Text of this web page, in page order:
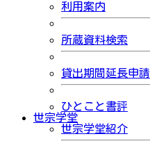
利用案内
所蔵資料検索
貸出期間延長申請
ひとこと書評
世宗学堂
世宗学堂紹介